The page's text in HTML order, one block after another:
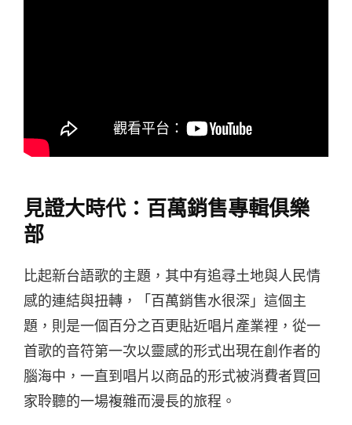
見證大時代：百萬銷售專輯俱樂
部
比起新台語歌的主題，其中有追尋土地與人民情
感的連結與扭轉，「百萬銷售水很深」這個主
題，則是一個百分之百更貼近唱片產業裡，從一
首歌的音符第一次以靈感的形式出現在創作者的
腦海中，一直到唱片以商品的形式被消費者買回
家聆聽的一場複雜而漫長的旅程。